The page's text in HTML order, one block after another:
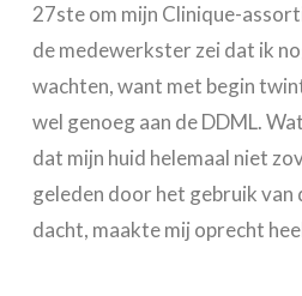
27ste om mijn Clinique-
de medewerkster zei dat ik
wachten, want met begin
wel genoeg aan de DDML.
dat mijn huid helemaal niet
geleden door het gebruik
dacht, maakte mij oprecht